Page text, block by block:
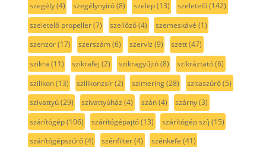
szegély(4) szegélynyíró(8) szelep(13) szeletelő(142)
szeletelő propeller(7) szellőző(4) szemeskávé (1)
szenzor(17) szerszám(6) szervíz (9) szett(47)
szikra (11) szikrafej (2) szikragyűjtó(8) szikráztató(6)
szilikon(13) szilikonzsír(2) szimering(28) szitaszűrő(5)
szivattyú(29) szivattyúház (4) szán(4) szárny(3)
szárítógép(106) szárítógépajtó(13) szárítógép szíj (15)
szárítógépszűrő(4) szénfilter(4) szénkefe (41)